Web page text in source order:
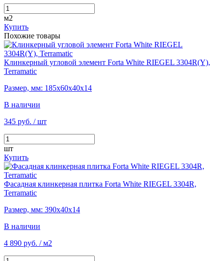
м2
Купить
Похожие товары
Клинкерный угловой элемент Forta White RIEGEL 3304R(Y),
Terramatic
Размер, мм: 185х60х40х14
В наличии
345 руб. / шт
шт
Купить
Фасадная клинкерная плитка Forta White RIEGEL 3304R,
Terramatic
Размер, мм: 390х40х14
В наличии
4 890 руб. / м2